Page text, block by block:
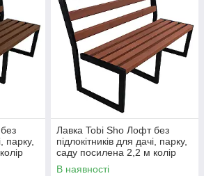
парку,
Лавка Tobi Sho Лофт без
підлокітників для дачі, парку,
саду посилена 2,2 м колір
черешня
В наявності